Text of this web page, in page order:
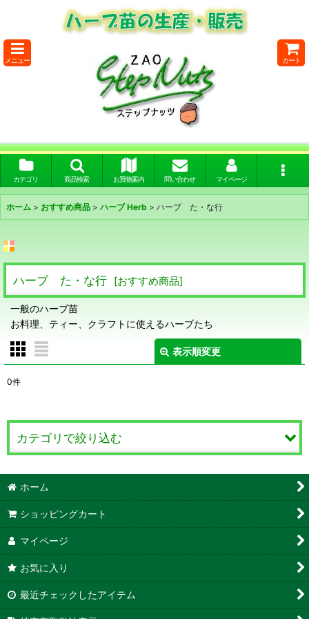
メニュー カート
カテゴリ 商品検索 お買物案内 問い合わせ マイページ
ホーム > おすすめ商品 > ハーブ Herb > ハーブ た・な行
ハーブ た・な行 [おすすめ商品]
一般のハーブ苗
お料理、ティー、クラフトに使えるハーブたち
表示順変更
表示数
在庫あり
並び順:
0件
カテゴリで絞り込む
ハーブ あ行
ハーブ か行
ハーブ さ行
ハーブ た・な行
ホーム
ショッピングカート
マイページ
お気に入り
最近チェックしたアイテム